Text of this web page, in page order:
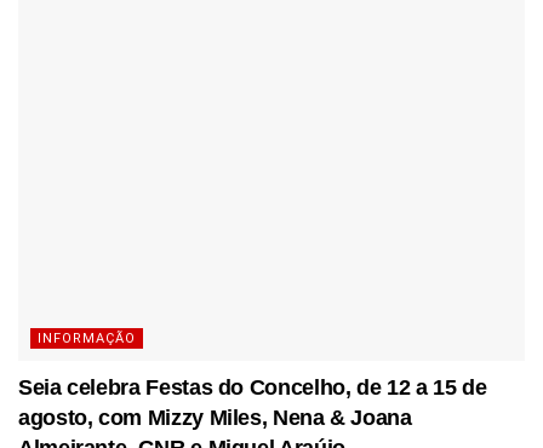
INFORMAÇÃO
Seia celebra Festas do Concelho, de 12 a 15 de
agosto, com Mizzy Miles, Nena & Joana